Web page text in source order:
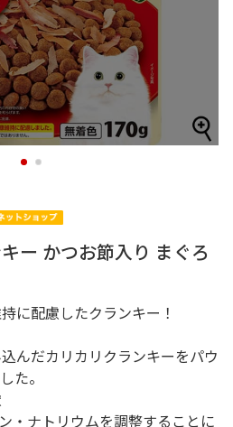
1 2
ー かつお節入り まぐろ
に配慮したクランキー！
んだカリカリクランキーをパウ
た。
・ナトリウムを調整することに